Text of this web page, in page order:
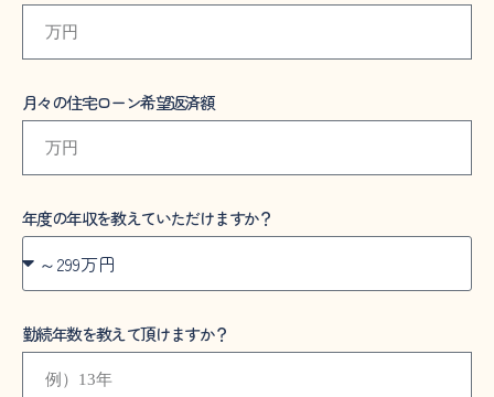
月々の住宅ローン希望返済額
年度の年収を教えていただけますか？
勤続年数を教えて頂けますか？